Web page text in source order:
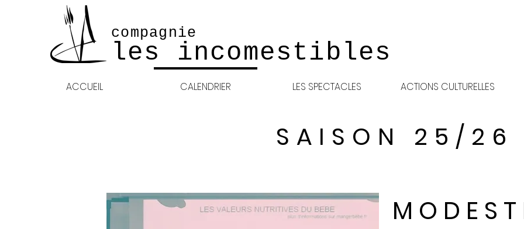
compagnie
les incomestibles
ACCUEIL CALENDRIER LES SPECTACLES ACTIONS CULTURELLES
SAISON 25/26
M O D E S T